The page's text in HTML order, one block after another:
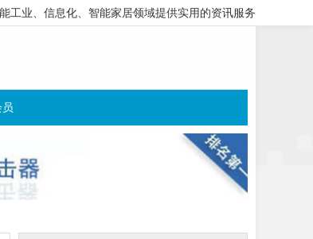
工业、信息化、智能家居领域提供实用的资讯服务